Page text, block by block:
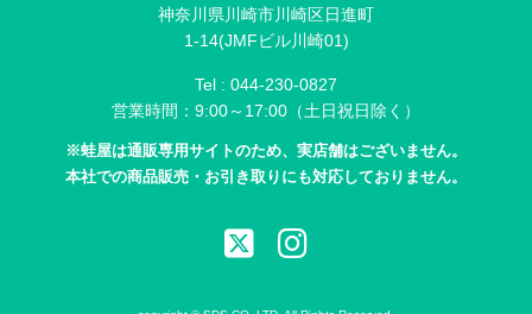
神奈川県川崎市川崎区日進町
1-14(JMFビル川崎01)
Tel : 044-230-0827
営業時間：9:00～17:00（土日祝日除く）
※蛙屋は通販専用サイトのため、実店舗はございません。
本社での商品販売・お引き取りにも対応しておりません。